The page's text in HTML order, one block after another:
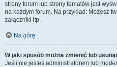
strony forum lub strony tematów jest
na każdym forum. Na przykład: Możesz
załączniki itp.
Na górę
W jaki sposób można zmienić lub
Jeśli nie jesteś administratorem lub